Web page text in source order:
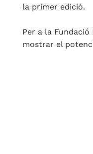
la primer edició.
Per a la
mostrar el